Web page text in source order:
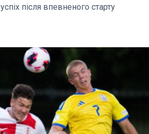
після впевненого старту